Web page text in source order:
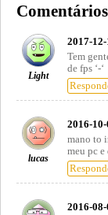
Comentários
Light
2017-
Tem
de fps ‘-‘
lucas
2016-
mano to
meu pc
2016-